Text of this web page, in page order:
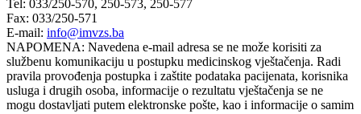
Tel: 033/250-570, 250-573, 250-577
Fax: 033/250-571
E-mail: info@imvzs.ba
NAPOMENA: Navedena e-mail adresa se ne može korisiti za
službenu komunikaciju u postupku medicinskog vještačenja. Radi
pravila provođenja postupka i zaštite podataka pacijenata, korisnika
usluga i drugih osoba, informacije o rezultatu vještačenja se ne
mogu dostavljati putem elektronske pošte, kao i informacije o samim